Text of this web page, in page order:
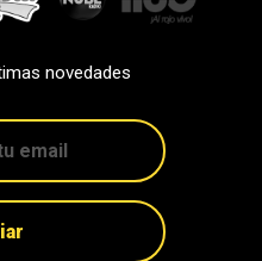
novedades